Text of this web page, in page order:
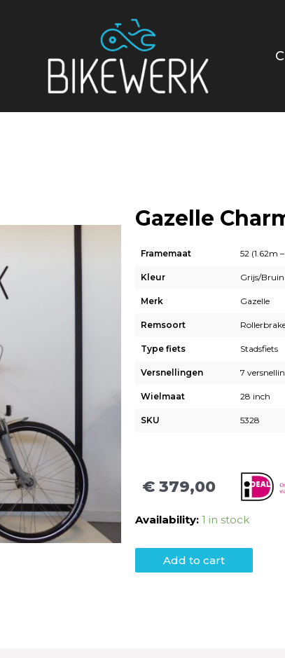
Gazelle
Framemaat 52 (1.62m
Kleur Grijs/Bruin
Merk Gazelle
Remsoort
Type fiets Stadsfiets
Versnellingen 7
Wielmaat 28 inch
SKU 5328
€ 379,00
Availability: 1 in stock
Add to cart